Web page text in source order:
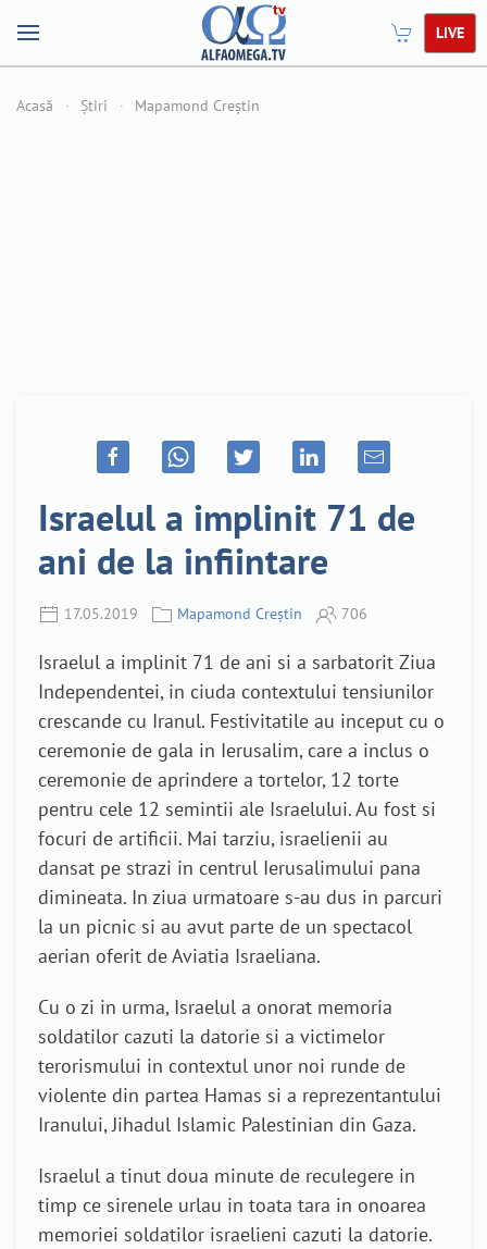
LIVE
Acasă Știri Mapamond Creștin
Israelul a implinit 71 de
ani de la infiintare
17.05.2019 Mapamond Creștin 706
Israelul a implinit 71 de ani si a sarbatorit Ziua
Independentei, in ciuda contextului tensiunilor
crescande cu Iranul. Festivitatile au inceput cu o
ceremonie de gala in Ierusalim, care a inclus o
ceremonie de aprindere a tortelor, 12 torte
pentru cele 12 semintii ale Israelului. Au fost si
focuri de artificii. Mai tarziu, israelienii au
dansat pe strazi in centrul Ierusalimului pana
dimineata. In ziua urmatoare s-au dus in parcuri
la un picnic si au avut parte de un spectacol
aerian oferit de Aviatia Israeliana.
Cu o zi in urma, Israelul a onorat memoria
soldatilor cazuti la datorie si a victimelor
terorismului in contextul unor noi runde de
violente din partea Hamas si a reprezentantului
Iranului, Jihadul Islamic Palestinian din Gaza.
Israelul a tinut doua minute de reculegere in
timp ce sirenele urlau in toata tara in onoarea
memoriei soldatilor israelieni cazuti la datorie.